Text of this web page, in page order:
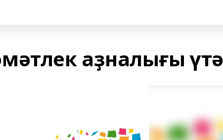
аҙналығы үтә